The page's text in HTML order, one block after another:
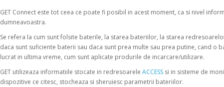
GET Connect este tot ceea ce poate fi posibil in acest moment, ca si nivel
dumneavoastra.
Se refera la cum sunt folsite baterile, la starea bateriilor, la starea
daca sunt suficiente baterii sau daca sunt prea multe sau prea putine, cand o
lucrat in ultima vreme, cum sunt aplicate produrile de incarcare/utilizare.
GET utilizeaza informatiile stocate in redresoarele ACCESSsi in sisteme de
dispozitive ce citesc, stocheaza si sheruiesc parametrii bateriilor.